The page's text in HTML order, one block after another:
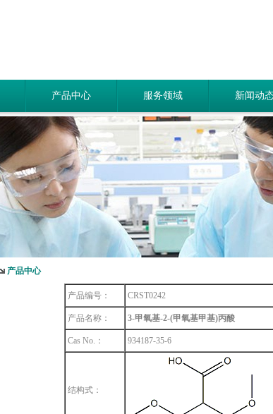
产品中心 服务领域 新闻动
产品中心
产品编号： CRST0242
产品名称： 3-甲氧基-2-(甲氧基甲基)丙酸
Cas No.： 934187-35-6
结构式：